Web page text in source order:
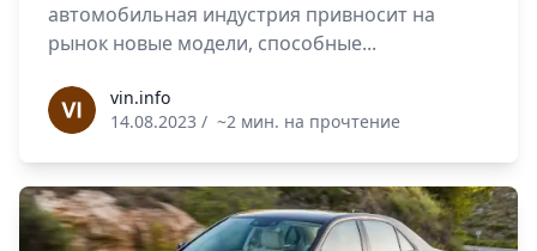
автомобильная индустрия привносит на
рынок новые модели, способные...
vin.infovin.info
14.08.2023 / ~2 мин. на прочтение